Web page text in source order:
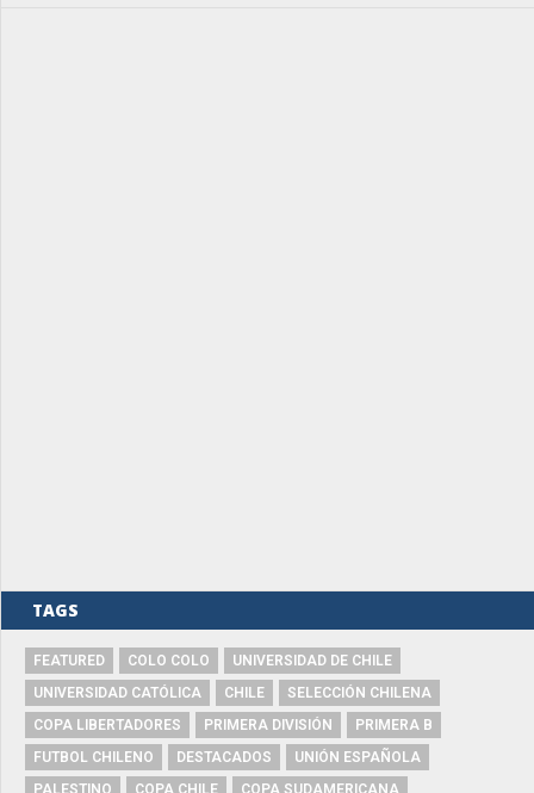
TAGS
FEATURED COLO COLO
UNIVERSIDAD DE CHILE
UNIVERSIDAD CATÓLICA
CHILE
SELECCIÓN CHILENA
COPA LIBERTADORES
PRIMERA DIVISIÓN
PRIMERA B
FUTBOL CHILENO
DESTACADOS
UNIÓN ESPAÑOLA